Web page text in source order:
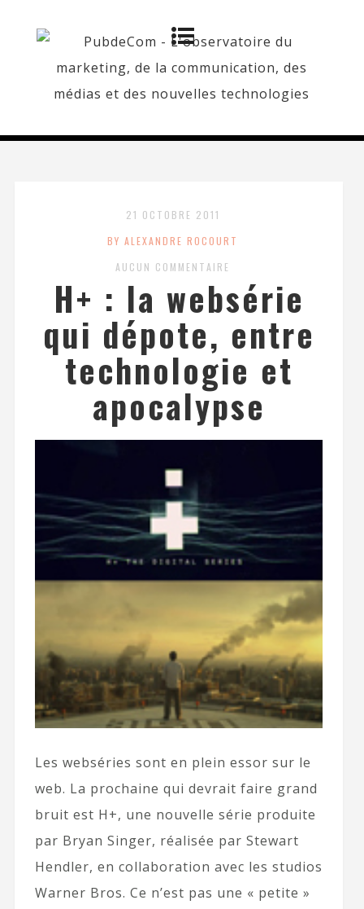
21 OCTOBRE 2011
BY ALEXANDRE ROCOURT
AUCUN COMMENTAIRE
H+ : la websérie
qui dépote, entre
technologie et
apocalypse
Les webséries sont en plein essor sur le
web. La prochaine qui devrait faire grand
bruit est H+, une nouvelle série produite
par Bryan Singer, réalisée par Stewart
Hendler, en collaboration avec les studios
Warner Bros. Ce n’est pas une « petite »